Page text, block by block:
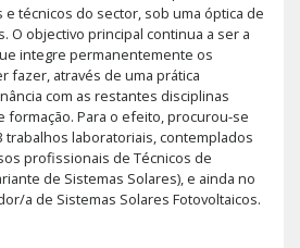
técnicos do sector, sob uma óptica de
O objectivo principal continua a ser a
integre permanentemente os
fazer, através de uma prática
com as restantes disciplinas
formação. Para o efeito, procurou-se
trabalhos laboratoriais, contemplados
profissionais de Técnicos de
de Sistemas Solares), e ainda no
a de Sistemas Solares Fotovoltaicos.